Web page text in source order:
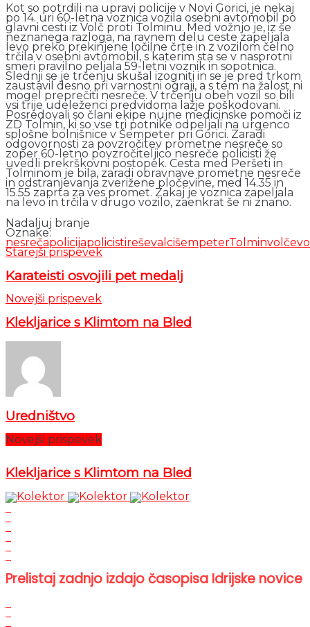
Kot so potrdili na upravi policije v Novi Gorici, je nekaj
po 14. uri 60-letna voznica vozila osebni avtomobil po
glavni cesti iz Volč proti Tolminu. Med vožnjo je, iz še
neznanega razloga, na ravnem delu ceste zapeljala
levo preko prekinjene ločilne črte in z vozilom čelno
trčila v osebni avtomobil, s katerim sta se v nasprotni
smeri pravilno peljala 59-letni voznik in sopotnica.
Slednji se je trčenju skušal izogniti in se je pred trkom
zaustavil desno pri varnostni ograji, a s tem na žalost ni
mogel preprečiti nesreče. V trčenju obeh vozil so bili
vsi trije udeleženci predvidoma lažje poškodovani.
Posredovali so člani ekipe nujne medicinske pomoči iz
ZD Tolmin, ki so vse tri potnike odpeljali na urgenco
splošne bolnišnice v Šempeter pri Gorici. Zaradi
odgovornosti za povzročitev prometne nesreče so
zoper 60-letno povzročiteljico nesreče policisti že
uvedli prekrškovni postopek. Cesta med Peršeti in
Tolminom je bila, zaradi obravnave prometne nesreče
in odstranjevanja zverižene pločevine, med 14.35 in
15.55 zaprta za ves promet. Zakaj je voznica zapeljala
na levo in trčila v drugo vozilo, zaenkrat še ni znano.
Nadaljuj branje
Oznake:
nesrečapolicijapolicistireševalcišempeterTolminvolče
Starejši prispevek
Karateisti osvojili pet medalj
Novejši prispevek
Klekljarice s Klimtom na Bled
Uredništvo
Novejši prispevek
Klekljarice s Klimtom na Bled
Prelistaj zadnjo izdajo časopisa Idrijske novice